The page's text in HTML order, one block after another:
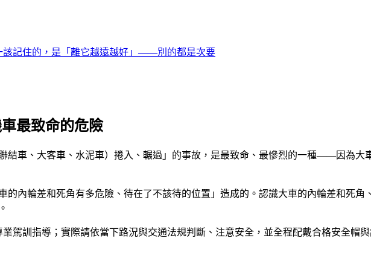
該記住的，是「離它越遠越好」——別的都是次要
最致命的危險
結車、大客車、水泥車）捲入、輾過」的事故，是最致命、最慘烈的一種——因為大
的內輪差和死角有多危險、待在了不該待的位置」造成的。認識大車的內輪差和死
駕訓指導；實際請依當下路況與交通法規判斷、注意安全，並全程配戴合格安全帽與